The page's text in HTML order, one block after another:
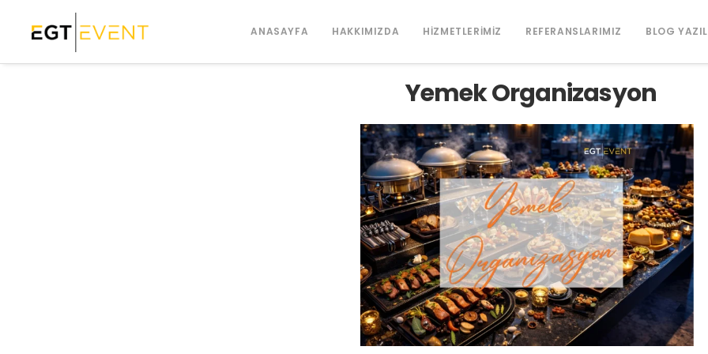
ANASAYFA HAKKIMIZDA HIZMETLERIMIZ REFERANSLARIMIZ BLOG
Yemek Organizasyon